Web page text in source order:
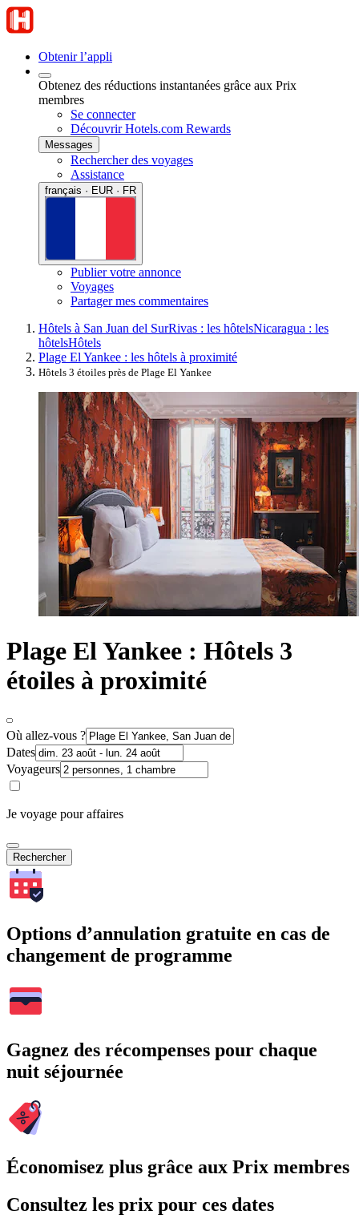
Obtenir l’appli
Obtenez des réductions instantanées grâce aux Prix
membres
Se connecter
Découvrir Hotels.com Rewards
Messages
Rechercher des voyages
Assistance
français · EUR · FR
Publier votre annonce
Voyages
Partager mes commentaires
Hôtels à San Juan del SurRivas : les hôtelsNicaragua : les
hôtelsHôtels
Plage El Yankee : les hôtels à proximité
Hôtels 3 étoiles près de Plage El Yankee
Plage El Yankee : Hôtels 3
étoiles à proximité
Où allez-vous ?
Dates
Voyageurs
Je voyage pour affaires
Rechercher
Options d’annulation gratuite en cas de
changement de programme
Gagnez des récompenses pour chaque
nuit séjournée
Économisez plus grâce aux Prix membres
Consultez les prix pour ces dates